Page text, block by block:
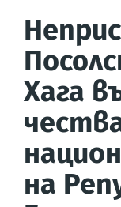
Хага
на